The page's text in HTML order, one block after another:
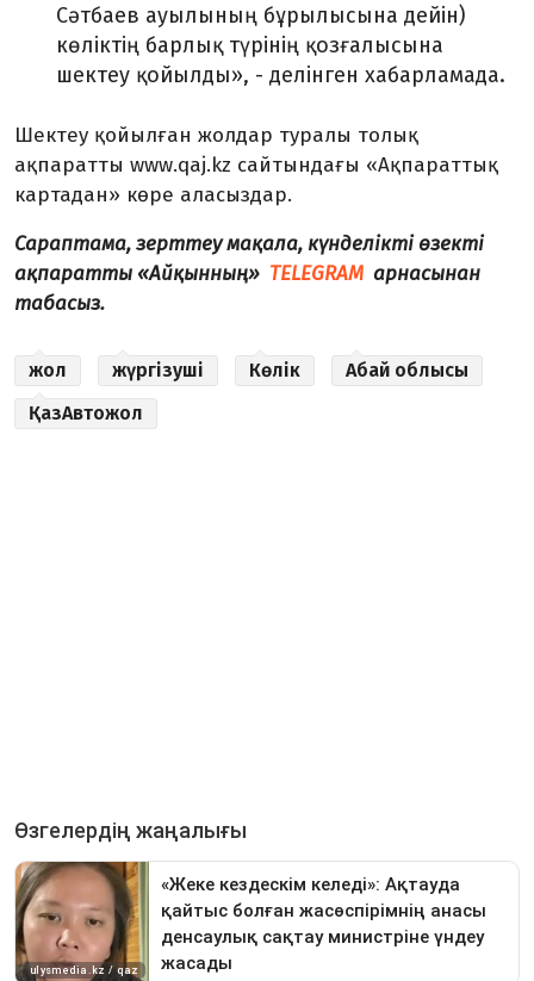
Сәтбаев ауылының бұрылысына дейін)
көліктің барлық түрінің қозғалысына
шектеу қойылды», - делінген хабарламада.
Шектеу қойылған жолдар туралы толық
ақпаратты www.qaj.kz сайтындағы «Ақпараттық
картадан» көре аласыздар.
Сараптама, зерттеу мақала, күнделікті өзекті
ақпаратты «Айқынның» TELEGRAM арнасынан
табасыз.
жол жүргізуші Көлік
Абай облысы
ҚазАвтожол